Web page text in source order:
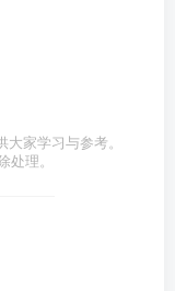
家学习与参考。
理。